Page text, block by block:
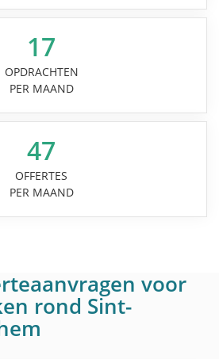
17
OPDRACHTEN
PER MAAND
47
OFFERTES
PER MAAND
voor
rond Sint-